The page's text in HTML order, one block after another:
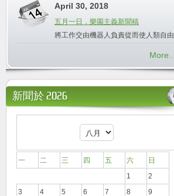
April 30, 2018
五月一日，樂園主義新聞稿
將工作交由機器人負責從而使人類自由
More...
新聞於 2026
一 二 三 四 五 六
日
1
2
3
4 5 6 7 8
9